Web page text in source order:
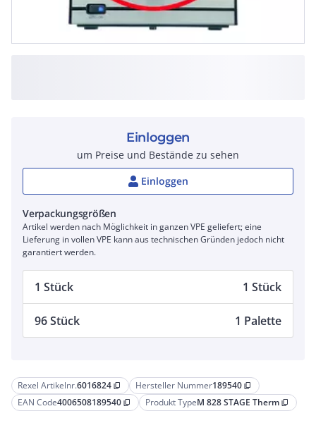
Rexel Artikelnr.6016824 content_copy Hersteller Nummer189540 content_copy
EAN Code4006508189540 content_copy Produkt TypeM 828 STAGE Therm content_copy
Einloggen
um Preise und Bestände zu sehen
Einloggen
Verpackungsgrößen
Artikel werden nach Möglichkeit in ganzen VPE geliefert; eine
Lieferung in vollen VPE kann aus technischen Gründen jedoch nicht
garantiert werden.
1 Stück 1 Stück
96 Stück 1 Palette